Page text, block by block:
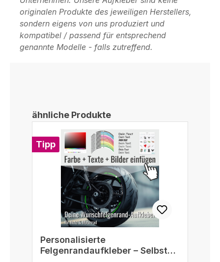
originalen Produkte des jeweiligen Herstellers,
sondern eigens von uns produziert und
kompatibel / passend für entsprechend
genannte Modelle - falls zutreffend.
Produktgalerie überspringen
ähnliche Produkte
Tipp
Personalisierte
Felgenrandaufkleber – Selbst